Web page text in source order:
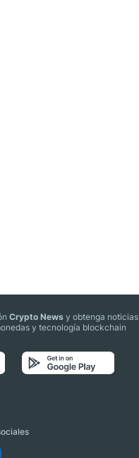
Crypto News y obtenga noticias
y tecnología blockchain